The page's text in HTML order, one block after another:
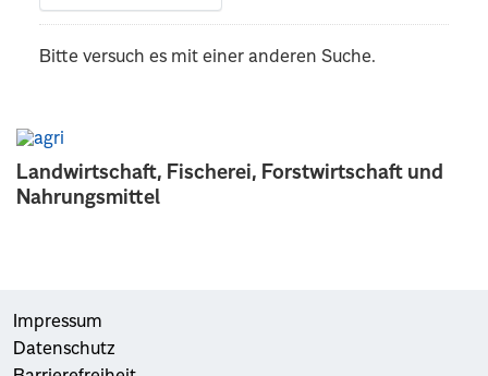
Landwirtschaft, Fischerei, Forstwirtschaft und
Nahrungsmittel
Bitte versuch es mit einer anderen Suche.
Impressum
Datenschutz